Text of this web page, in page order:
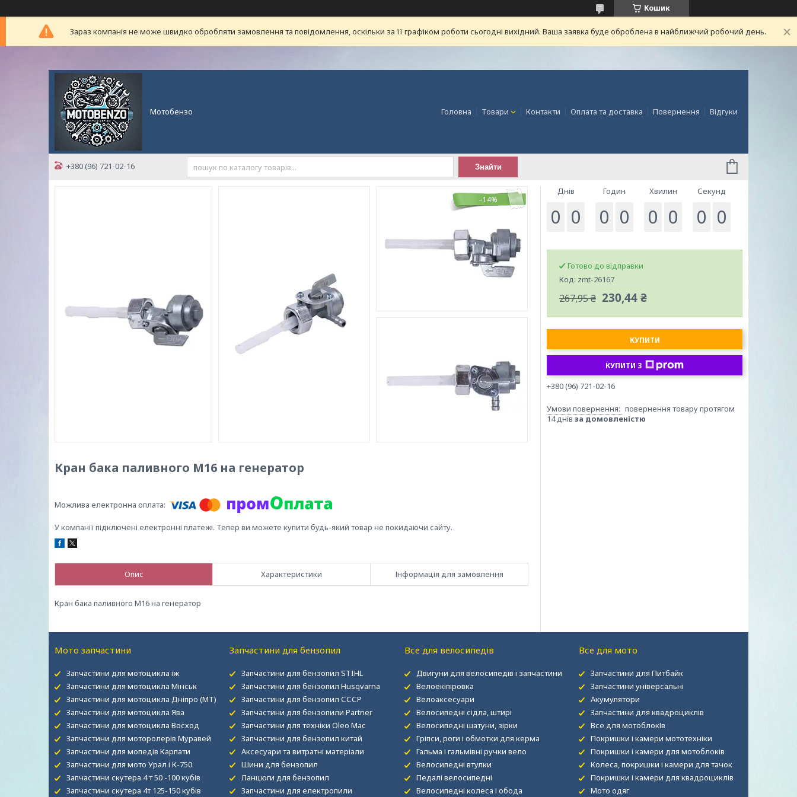
Кошик
Зараз компанія не може швидко обробляти замовлення та повідомлення, оскільки за її графіком роботи сьогодні вихідний. Ваша заявка буде оброблена в найближчий робочий день.
Мотобензо Головна Товари Контакти Оплата та доставка Повернення Відгуки
+380 (96) 721-02-16 Знайти
–14%
Кран бака паливного М16 на генератор
У компанії підключені електронні платежі. Тепер ви можете купити будь-який товар не покидаючи сайту.
Опис Характеристики Інформація для замовлення
Кран бака паливного М16 на генератор
Днів
0 0
Годин
0 0
Хвилин
0 0
Секунд
0 0
Готово до відправки
Код: zmt-26167
267,95 ₴ 230,44 ₴
КУПИТИ
КУПИТИ З
+380 (96) 721-02-16
повернення товару протягом
14 днів за домовленістю
Мото запчастини
Запчастини для мотоцикла іж
Запчастини для мотоцикла Мінськ
Запчастини для мотоцикла Дніпро (МТ)
Запчастини для мотоцикла Ява
Запчастини для мотоцикла Восход
Запчастини для моторолерів Муравей
Запчастини для мопедів Карпати
Запчастини для мото Урал і К-750
Запчастини скутера 4 т 50 -100 кубів
Запчастини скутера 4т 125-150 кубів
Запчастини для бензопил
Запчастини для бензопил STIHL
Запчастини для бензопил Husqvarna
Запчастини для бензопил СССР
Запчастини для бензопили Partner
Запчастини для техніки Oleo Mac
Запчастини для бензопил китай
Аксесуари та витратні матеріали
Шини для бензопил
Ланцюги для бензопил
Запчастини для електропили
Все для велосипедів
Двигуни для велосипедів і запчастини
Велоекіпіровка
Велоаксесуари
Велосипедні сідла, штирі
Велосипедні шатуни, зірки
Гріпси, роги і обмотки для керма
Гальма і гальмівні ручки вело
Велосипедні втулки
Педалі велосипедні
Велосипедні колеса і обода
Все для мото
Запчастини для Питбайк
Запчастини універсальні
Акумулятори
Запчастини для квадроциклів
Все для мотоблокІв
Покришки і камери мототехніки
Покришки і камери для мотоблоків
Колеса, покришки і камери для тачок
Покришки і камери для квадроциклів
Мото одяг